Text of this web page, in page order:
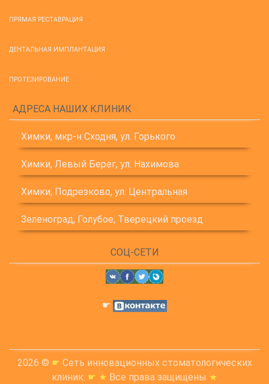
ПРЯМАЯ РЕСТАВРАЦИЯ
ДЕНТАЛЬНАЯ ИМПЛАНТАЦИЯ
ПРОТЕЗИРОВАНИЕ
АДРЕСА НАШИХ КЛИНИК
Химки, мкр-н Сходня, ул. Горького
Химки, Левый Берег, ул. Нахимова
Химки, Подрезково, ул. Центральная
Зеленоград, Голубое, Тверецкий проезд
СОЦ-СЕТИ
☛
2026 © ☛ Сеть инновационных стоматологических
клиник. ☛ ★ Все права защищены ★